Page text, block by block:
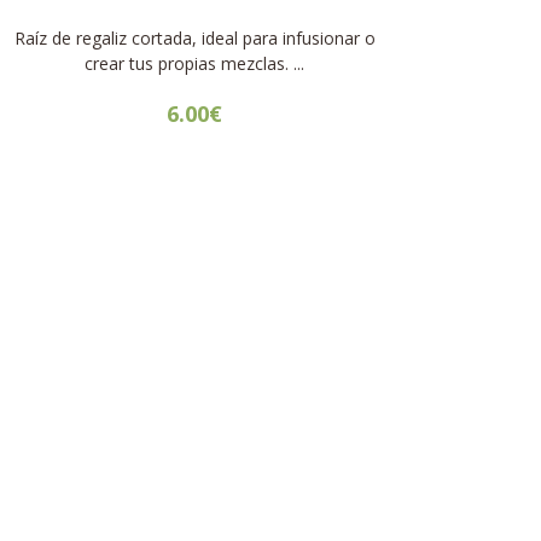
Raíz de regaliz cortada, ideal para infusionar o
crear tus propias mezclas. ...
6.00€